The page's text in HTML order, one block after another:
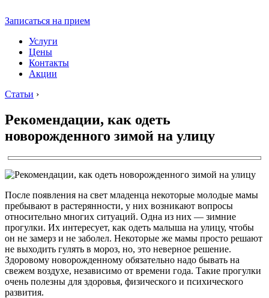
Записаться на прием
Услуги
Цены
Контакты
Акции
Статьи ›
Рекомендации, как одеть
новорожденного зимой на улицу
После появления на свет младенца некоторые молодые мамы
пребывают в растерянности, у них возникают вопросы
относительно многих ситуаций. Одна из них — зимние
прогулки. Их интересует, как одеть малыша на улицу, чтобы
он не замерз и не заболел. Некоторые же мамы просто решают
не выходить гулять в мороз, но, это неверное решение.
Здоровому новорожденному обязательно надо бывать на
свежем воздухе, независимо от времени года. Такие прогулки
очень полезны для здоровья, физического и психического
развития.